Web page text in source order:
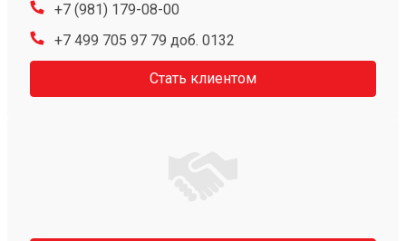
+7 (981) 179-08-00
+7 499 705 97 79 доб. 0132
Стать клиентом